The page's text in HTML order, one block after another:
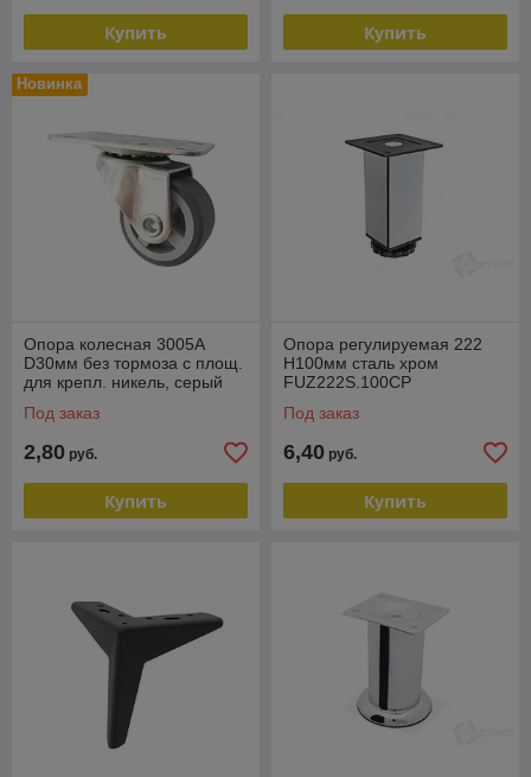
Купить Купить
Новинка
Опора колесная 3005A
D30мм без тормоза с площ.
для крепл. никель, серый
Под заказ
2,80 руб.
Купить
Опора регулируемая 222
H100мм сталь хром
FUZ222S.100CP
Под заказ
6,40 руб.
Купить